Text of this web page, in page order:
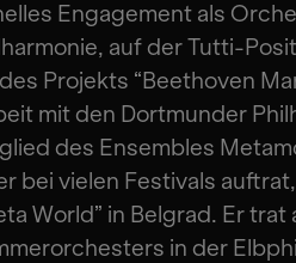
Engagement als
auf der Tutti-
Projekts “Beethoven
mit den Dortmunder
des Ensembles
bei vielen Festivals
World” in Belgrad. Er
in der